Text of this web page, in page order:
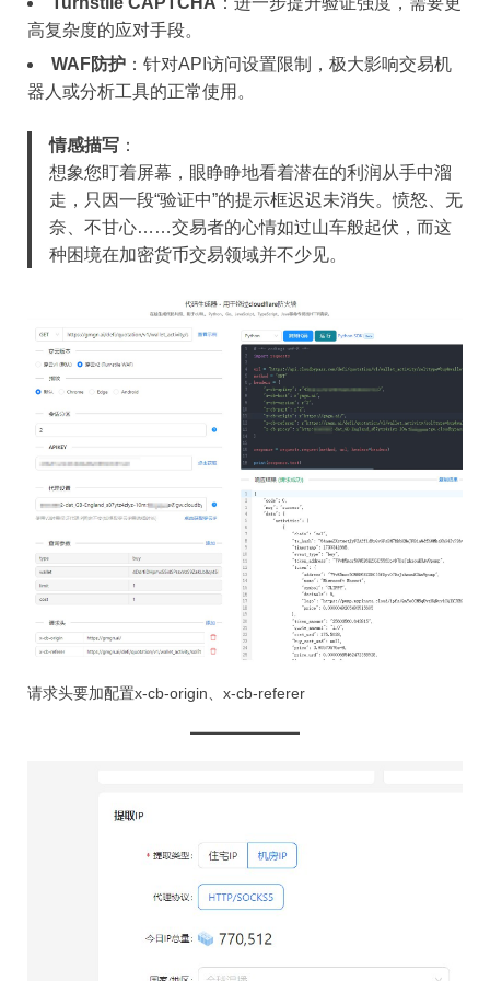
高复杂度的应对手段。
WAF防护 ：针对API访问设置限制，极大影响交易机
器人或分析工具的正常使用。
情感描写 ：
想象您盯着屏幕，眼睁睁地看着潜在的利润从手中溜
走，只因一段“验证中”的提示框迟迟未消失。愤怒、无
奈、不甘心……交易者的心情如过山车般起伏，而这
种困境在加密货币交易领域并不少见。
请求头要加配置x-cb-origin、x-cb-referer